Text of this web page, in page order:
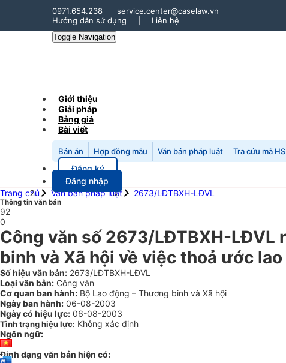
0971.654.238
service.center@caselaw.vn
Hướng dẫn sử dụng
Liên hệ
Toggle Navigation
Giới thiệu
Giải pháp
Bảng giá
Bài viết
Bản án Hợp đồng mẫu Văn bản pháp luật Tra cứu mã HS
Đăng ký
Đăng nhập
Trang chủ
Văn bản pháp luật 2673/LĐTBXH-LĐVL
Thông tin văn bản
92
0
Công văn số 2673/LĐTBXH-
binh và Xã hội về việc thoả ước
Số hiệu văn bản: 2673/LĐTBXH-LĐVL
Loại văn bản: Công văn
Cơ quan ban hành: Bộ Lao động – Thương binh và Xã hội
Ngày ban hành: 06-08-2003
Ngày có hiệu lực: 06-08-2003
Tình trạng hiệu lực: Không xác định
Ngôn ngữ:
Định dạng văn bản hiện có: